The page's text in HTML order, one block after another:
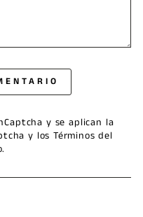
y se aplican la
y los Términos del